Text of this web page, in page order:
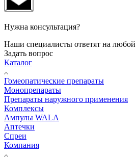
Нужна консультация?
Наши специалисты ответят на
Задать вопрос
Каталог
Гомеопатические препараты
Монопрепараты
Препараты наружного применения
Комплексы
Ампулы WALA
Аптечки
Спреи
Компания